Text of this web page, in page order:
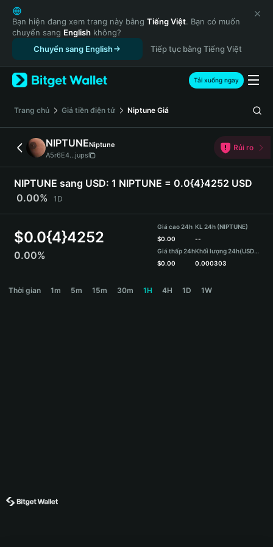
English
日本語
Tiếng Việt
Русский
Español (Latinoamérica)
Türkçe
Français
Deutsch
简体中文
繁體中文
Português (Portugal)
Bahasa Indonesia
ภาษาไทย
हिन्दी
Español
Português (Brasil)
Bạn hiện đang xem trang này bằng Tiếng Việt. Bạn có muốn
chuyển sang English không?
Chuyển sang English
Tiếp tục bằng Tiếng Việt
Tải xuống ngay
‌Trang chủ Giá tiền điện tử Niptune Giá
NIPTUNENiptune
A5r6E4...jups
Rủi ro
NIPTUNE sang USD: 1 NIPTUNE = 0.0{4}4252 USD
0.00%
1D
$0.0{4}4252
0.00%
Giá cao 24h
$0.00
Giá thấp 24h
$0.00
KL 24h (NIPTUNE)
--
Khối lượng 24h(USDT)
0.000303
Thời gian 1m 5m 15m 30m 1H 4H 1D 1W